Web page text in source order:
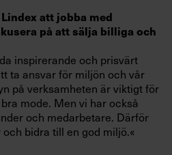
att jobba med
på att sälja billiga och
inspirerande och prisvärt
ta ansvar för miljön och vår
på verksamheten är viktigt för
mode. Men vi har också
och medarbetare. Därför
bidra till en god miljö.«